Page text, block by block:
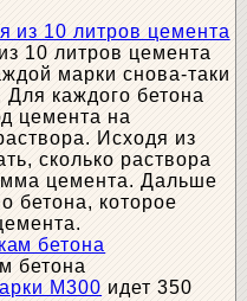
10 литров цемента
марки снова-таки
Для каждого бетона
цемента на
Исходя из
сколько раствора
цемента. Дальше
бетона, которое
бетона
М300 идет 350